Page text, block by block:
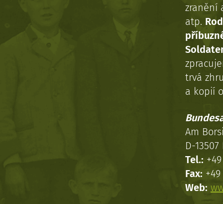
zranění
atp.
trvá
a kopií
Am
D-
Tel.:
Fax:
Web: